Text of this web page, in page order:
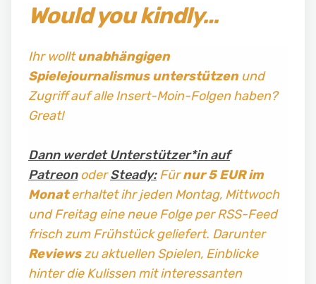
Would you kindly…
Ihr wolltunabhängigen
Spielejournalismus unterstützenund
Zugriff auf alle Insert-Moin-Folgen haben?
Great!
Dann werdet Unterstützer*in auf
PatreonoderSteady:Fürnur 5 EUR im
Monaterhaltet ihr jeden Montag, Mittwoch
und Freitag eine neue Folge per RSS-Feed
frisch zum Frühstück geliefert. Darunter
Reviewszu aktuellen Spielen, Einblicke
hinter die Kulissen mit interessanten